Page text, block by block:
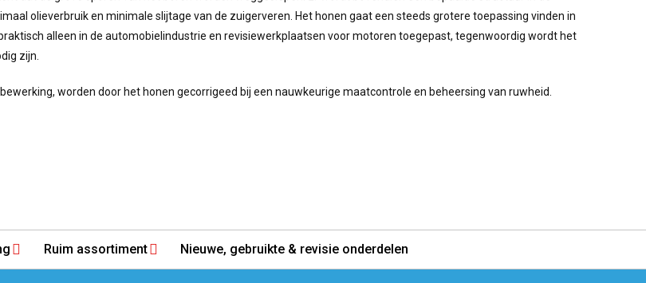
olieverbruik en minimale slijtage van de zuigerveren. Het honen gaat een steeds grotere toepassing vinden in
alleen in de automobielindustrie en revisiewerkplaatsen voor motoren toegepast, tegenwoordig wordt het
zijn.
worden door het honen gecorrigeed bij een nauwkeurige maatcontrole en beheersing van ruwheid.
Ruim assortiment Nieuwe, gebruikte & revisie onderdelen